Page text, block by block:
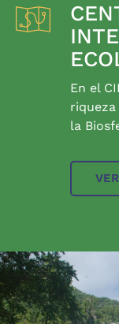
En el
la